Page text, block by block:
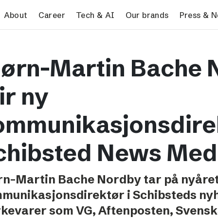
About Career Tech & AI Our brands Press &
search
Responsible AI
Media
VG
Aftenposten
Svenska Dagbladet
MTV
Bergens Tidende
E24
Stavanger Aftenblad
Omni
Martin Bache
ny
News
Martin Bache Nordby tar på
i Schibsteds
som VG, Aftenposten,